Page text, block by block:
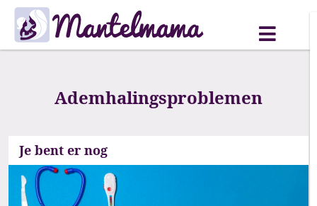
Ademhalingsproblemen
Je bent er nog